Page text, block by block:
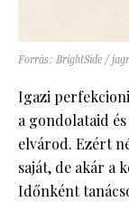
Forrás: BrightSide /
Igazi
a gondolataid
elvárod. Ezért
saját, de akár a
Időnként